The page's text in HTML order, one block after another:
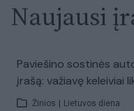
Naujausi
Paviešino sostinės
įrašą: važiavę keleiviai
Žinios Lietuvos diena